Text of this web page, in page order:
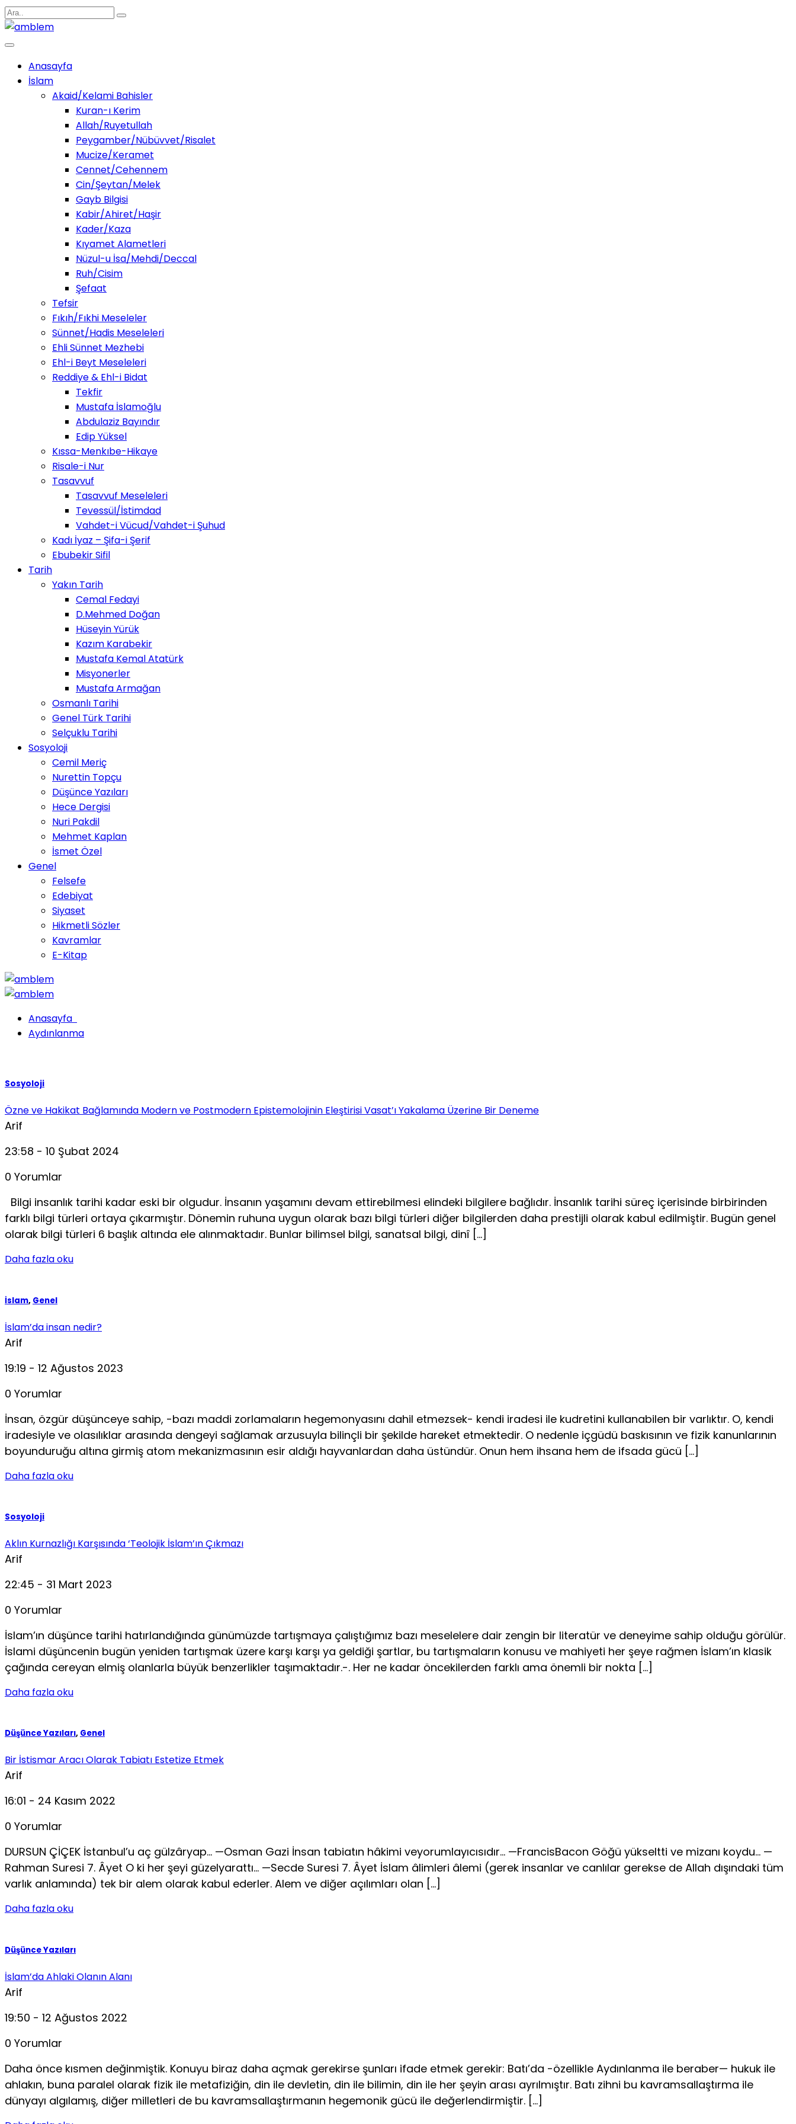
Anasayfa
İslam
Akaid/Kelami Bahisler
Kuran-ı Kerim
Allah/Ruyetullah
Peygamber/Nübüvvet/Risalet
Mucize/Keramet
Cennet/Cehennem
Cin/Şeytan/Melek
Gayb Bilgisi
Kabir/Ahiret/Haşir
Kader/Kaza
Kıyamet Alametleri
Nüzul-u İsa/Mehdi/Deccal
Ruh/Cisim
Şefaat
Tefsir
Fıkıh/Fıkhi Meseleler
Sünnet/Hadis Meseleleri
Ehli Sünnet Mezhebi
Ehl-i Beyt Meseleleri
Reddiye & Ehl-i Bidat
Tekfir
Mustafa İslamoğlu
Abdulaziz Bayındır
Edip Yüksel
Kıssa-Menkıbe-Hikaye
Risale-i Nur
Tasavvuf
Tasavvuf Meseleleri
Tevessül/İstimdad
Vahdet-i Vücud/Vahdet-i Şuhud
Kadı İyaz – Şifa-i Şerif
Ebubekir Sifil
Tarih
Yakın Tarih
Cemal Fedayi
D.Mehmed Doğan
Hüseyin Yürük
Kazım Karabekir
Mustafa Kemal Atatürk
Misyonerler
Mustafa Armağan
Osmanlı Tarihi
Genel Türk Tarihi
Selçuklu Tarihi
Sosyoloji
Cemil Meriç
Nurettin Topçu
Düşünce Yazıları
Hece Dergisi
Nuri Pakdil
Mehmet Kaplan
İsmet Özel
Genel
Felsefe
Edebiyat
Siyaset
Hikmetli Sözler
Kavramlar
E-Kitap
Anasayfa
Aydınlanma
Sosyoloji
Özne ve Hakikat Bağlamında Modern ve Postmodern Epistemolojinin Eleştirisi Vasat’ı Yakalama Üzerine Bir Deneme
Arif
23:58 - 10 Şubat 2024
0 Yorumlar
Bilgi insanlık tarihi kadar eski bir olgudur. İnsanın yaşamını devam ettirebilmesi elindeki bilgilere bağlıdır. İnsanlık tarihi süreç içerisinde birbirinden
farklı bilgi türleri ortaya çıkarmıştır. Dönemin ruhuna uygun olarak bazı bilgi türleri diğer bilgilerden daha prestijli olarak kabul edilmiştir. Bugün genel
olarak bilgi türleri 6 başlık altında ele alınmaktadır. Bunlar bilimsel bilgi, sanatsal bilgi, dinî […]
Daha fazla oku
İslam, Genel
İslam’da insan nedir?
Arif
19:19 - 12 Ağustos 2023
0 Yorumlar
İnsan, özgür düşünceye sahip, -bazı maddi zorlamaların hege­monyasını dahil etmezsek- kendi iradesi ile kudretini kullanabilen bir varlıktır. O, kendi
iradesiyle ve olasılıklar arasında dengeyi sağ­lamak arzusuyla bilinçli bir şekilde hareket etmektedir. O nedenle içgüdü baskısının ve fizik kanunlarının
boyunduruğu altına gir­miş atom mekanizmasının esir aldığı hayvanlardan daha üstündür. Onun hem ihsana hem de ifsada gücü […]
Daha fazla oku
Sosyoloji
Aklın Kurnazlığı Karşısında ‘Teolojik İslam’ın Çıkmazı
Arif
22:45 - 31 Mart 2023
0 Yorumlar
İslam’ın düşünce tarihi hatırlandığında günümüzde tartışmaya çalıştığımız bazı meselelere dair zengin bir literatür ve deneyime sahip olduğu görülür.
İslami düşüncenin bugün yeniden tartışmak üzere karşı karşı ya geldiği şartlar, bu tartışmaların konusu ve mahiyeti her şeye rağmen İslam’ın klasik
çağında cereyan elmiş olanlarla büyük benzerlikler taşımaktadır.-. Her ne kadar öncekilerden farklı ama önemli bir nokta […]
Daha fazla oku
Düşünce Yazıları, Genel
Bir İstismar Aracı Olarak Tabiatı Estetize Etmek
Arif
16:01 - 24 Kasım 2022
0 Yorumlar
DURSUN ÇİÇEK İstanbul’u aç gülzâryap… —Osman Gazi İnsan tabiatın hâkimi veyorumlayıcısıdır… —FrancisBacon Göğü yükseltti ve mizanı koydu… —
Rahman Suresi 7. Âyet O ki her şeyi güzelyarattı… —Secde Suresi 7. Âyet İslam âlimleri âlemi (gerek insanlar ve canlılar gerekse de Allah dışındaki tüm
varlık anlamında) tek bir alem olarak kabul ederler. Alem ve diğer açılımları olan […]
Daha fazla oku
Düşünce Yazıları
İslam’da Ahlaki Olanın Alanı
Arif
19:50 - 12 Ağustos 2022
0 Yorumlar
Daha önce kısmen değinmiştik. Konuyu biraz daha açmak ge­rekirse şunları ifade etmek gerekir: Batı’da -özellikle Aydınlanma ile beraber— hukuk ile
ahlakın, buna paralel olarak fizik ile metafiziğin, din ile devletin, din ile bilimin, din ile her şeyin arası ayrılmıştır. Ba­tı zihni bu kavramsallaştırma ile
dünyayı algılamış, diğer milletleri de bu kavramsallaştırmanın hegemonik gücü ile değerlendirmiştir. […]